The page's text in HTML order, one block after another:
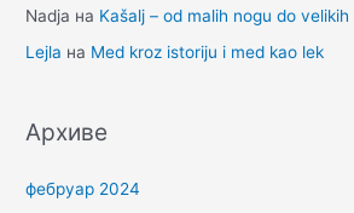
Nadja на Kašalj – od malih nogu do
Lejla на Med kroz istoriju i med kao lek
Архиве
фебруар 2024